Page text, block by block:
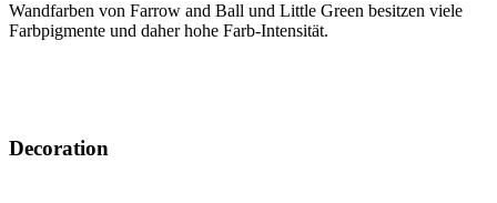
Wandfarben von Farrow and Ball und Little Green besitzen viele
Farbpigmente und daher hohe Farb-Intensität.
Decoration